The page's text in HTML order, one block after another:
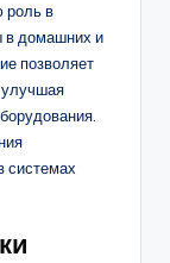
роль в
в домашних и
позволяет
системах